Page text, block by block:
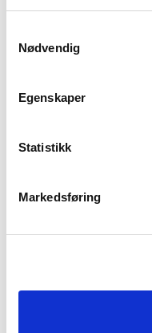
Nødvendig
Egenskaper
Statistikk
Markedsføring
Om NVE
Høringer
OM NETTSTEDET
Personvern og cookies